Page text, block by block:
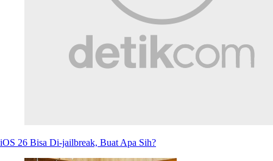
iOS 26 Bisa Di-jailbreak, Buat Apa Sih?